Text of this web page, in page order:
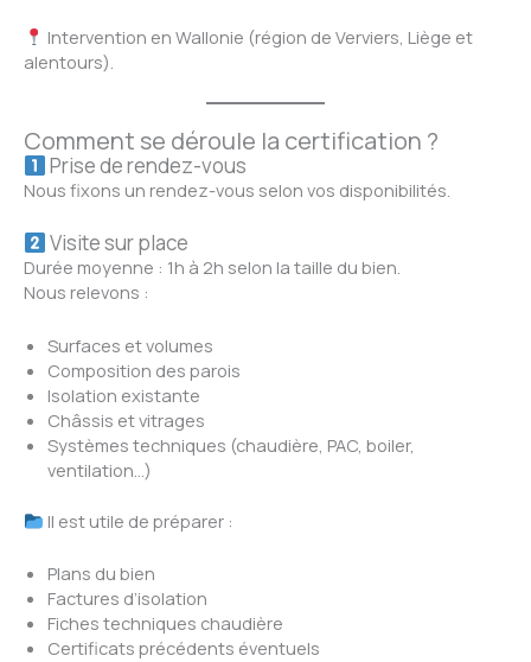
Intervention en Wallonie (région de Verviers, Liège et
alentours).
Comment se déroule la certification ?
Prise de rendez-vous
Nous fixons un rendez-vous selon vos disponibilités.
Visite sur place
Durée moyenne : 1h à 2h selon la taille du bien.
Nous relevons :
Surfaces et volumes
Composition des parois
Isolation existante
Châssis et vitrages
Systèmes techniques (chaudière, PAC, boiler,
ventilation…)
Il est utile de préparer :
Plans du bien
Factures d’isolation
Fiches techniques chaudière
Certificats précédents éventuels